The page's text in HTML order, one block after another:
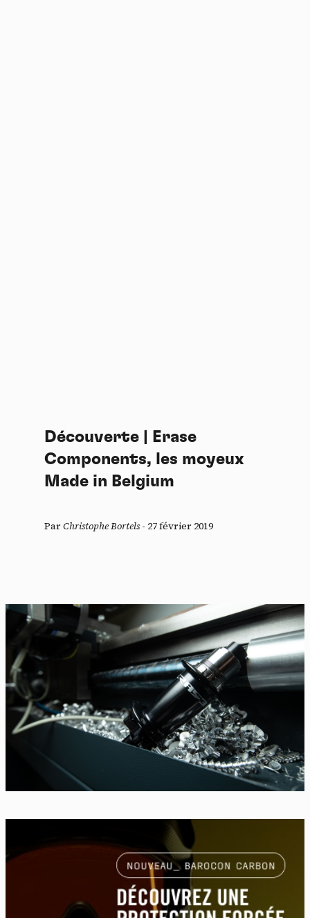
Découverte | Erase
Components, les moyeux
Made in Belgium
ParChristophe Bortels- 27 février 2019